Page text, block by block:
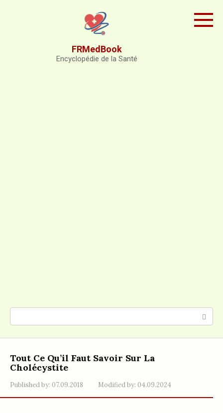
FRMedBook
Encyclopédie de la Santé
Tout Ce Qu’il Faut Savoir Sur La
Cholécystite
Published by: 07.09.2018 Modified by: 04.09.2024